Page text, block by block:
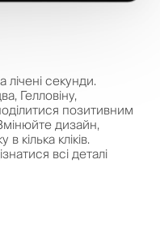
секунди.
Гелловіну,
позитивним
дизайн,
кілька кліків.
всі деталі